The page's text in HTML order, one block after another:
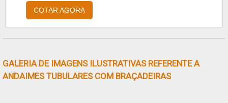
andaime é um equipamento extremamente
necessário em diversos setores das indústrias,
especialmente não de uma forma segura.A
EMPRESA GARANTE ALUGUEL DE
COTAR AGORA
GALERIA DE IMAGENS ILUSTRATIVAS REFERENTE A
ANDAIMES TUBULARES COM BRAÇADEIRAS